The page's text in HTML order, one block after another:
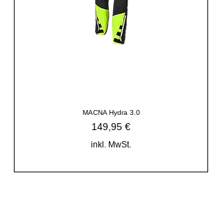
MACNA Hydra 3.0
Preis
149,95 €
inkl. MwSt.